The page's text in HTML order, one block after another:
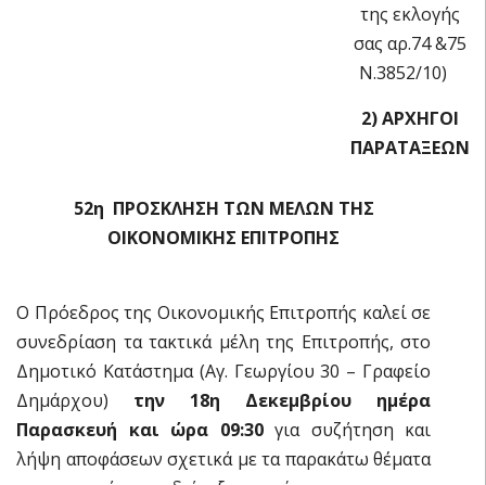
της εκλογής
σας αρ.74 &75
Ν.3852/10)
2) ΑΡΧΗΓΟΙ
ΠΑΡΑΤΑΞΕΩΝ
52η ΠΡΟΣΚΛΗΣΗ ΤΩΝ ΜΕΛΩΝ ΤΗΣ
ΟΙΚΟΝΟΜΙΚΗΣ ΕΠΙΤΡΟΠΗΣ
Ο Πρόεδρος της Οικονομικής Επιτροπής καλεί σε
συνεδρίαση τα τακτικά μέλη της Επιτροπής, στο
Δημοτικό Κατάστημα (Αγ. Γεωργίου 30 – Γραφείο
Δημάρχου) την 18η Δεκεμβρίου ημέρα
Παρασκευή και ώρα 09:30για συζήτηση και
λήψη αποφάσεων σχετικά με τα παρακάτω θέματα